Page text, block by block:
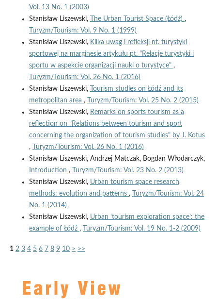
Vol. 13 No. 1 (2003)
Stanisław Liszewski,
The Urban Tourist Space (Łódź) ,
Turyzm/Tourism: Vol. 9 No. 1 (1999)
Stanisław Liszewski, Kilka uwag i refleksji nt. turystyki
sportowej na marginesie artykułu pt. "Relacje turystyki i
sportu w aspekcie organizacji nauki o turystyce" ,
Turyzm/Tourism: Vol. 26 No. 1 (2016)
Stanisław Liszewski,
Tourism studies on Łódź and its
metropolitan area ,
Turyzm/Tourism: Vol. 25 No. 2 (2015)
Stanisław Liszewski, Remarks on sports tourism as a
reflection on "Relations between tourism and sport
concerning the organization of tourism studies" by J. Kotus
,
Turyzm/Tourism: Vol. 26 No. 1 (2016)
Stanisław Liszewski, Andrzej Matczak, Bogdan Włodarczyk,
Introduction ,
Turyzm/Tourism: Vol. 23 No. 2 (2013)
Stanisław Liszewski, Urban tourism space research
methods: evolution and patterns ,
Turyzm/Tourism: Vol. 24
No. 1 (2014)
Stanisław Liszewski, Urban ‘tourism exploration space’: the
example of Łódź , Turyzm/Tourism: Vol. 19 No. 1-2 (2009)
1 2 3 4 5 6 7 8 9 10 > >>